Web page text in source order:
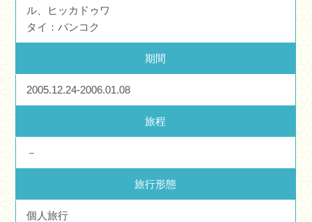
ル、ヒッカドゥワ
タイ：バンコク
期間
2005.12.24-2006.01.08
旅程
－
旅行形態
個人旅行